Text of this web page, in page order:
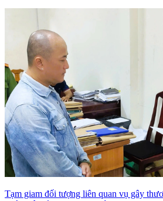
Tạm giam đối tượng liên quan vụ gây